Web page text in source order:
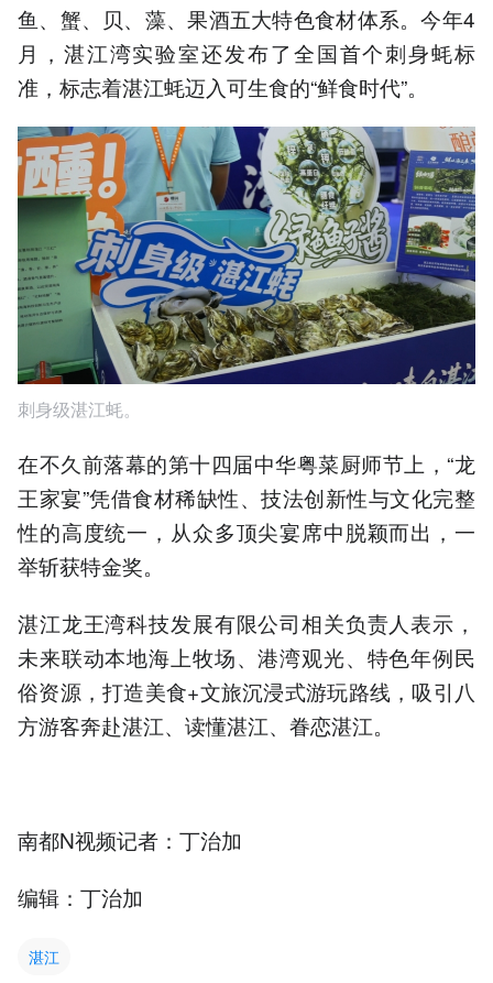
鱼、蟹、贝、藻、果酒五大特色食材体系。今年4
月，湛江湾实验室还发布了全国首个刺身蚝标
准，标志着湛江蚝迈入可生食的“鲜食时代”。
刺身级湛江蚝。
在不久前落幕的第十四届中华粤菜厨师节上，“龙
王家宴”凭借食材稀缺性、技法创新性与文化完整
性的高度统一，从众多顶尖宴席中脱颖而出，一
举斩获特金奖。
湛江龙王湾科技发展有限公司相关负责人表示，
未来联动本地海上牧场、港湾观光、特色年例民
俗资源，打造美食+文旅沉浸式游玩路线，吸引八
方游客奔赴湛江、读懂湛江、眷恋湛江。
南都N视频记者：丁治加
编辑：丁治加
湛江